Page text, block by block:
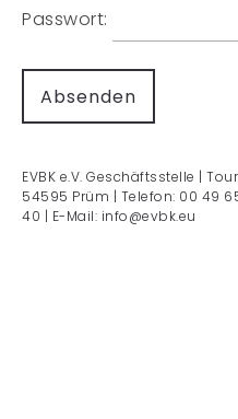
Passwort:
EVBK e.V. Geschäftsstelle |
54595 Prüm | Telefon: 00 49
40 | E-Mail: info@evbk.eu